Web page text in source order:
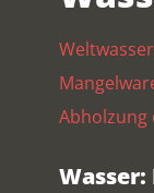
Abholzung